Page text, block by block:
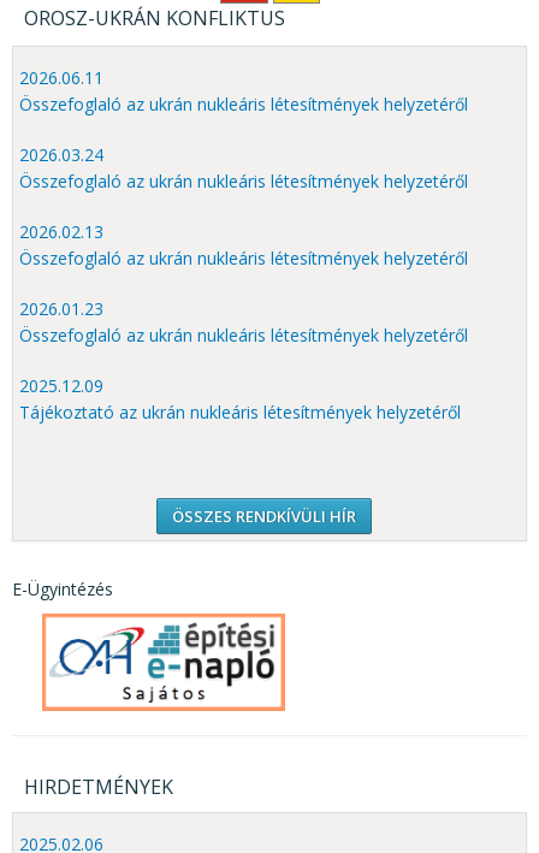
OROSZ-UKRÁN KONFLIKTUS
2026.06.11
Összefoglaló az ukrán nukleáris létesítmények helyzetéről
2026.03.24
Összefoglaló az ukrán nukleáris létesítmények helyzetéről
2026.02.13
Összefoglaló az ukrán nukleáris létesítmények helyzetéről
2026.01.23
Összefoglaló az ukrán nukleáris létesítmények helyzetéről
2025.12.09
Tájékoztató az ukrán nukleáris létesítmények helyzetéről
ÖSSZES RENDKÍVÜLI HÍR
E-Ügyintézés
HIRDETMÉNYEK
2025.02.06